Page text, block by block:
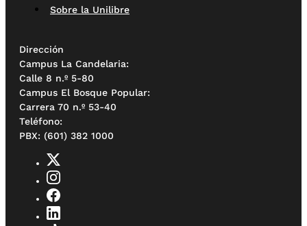
Sobre la Unilibre
Dirección
Campus La Candelaria:
Calle 8 n.º 5-80
Campus El Bosque Popular:
Carrera 70 n.º 53-40
Teléfono:
PBX: (601) 382 1000